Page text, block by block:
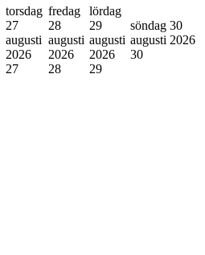
torsdag
27
augusti
2026
27
fredag
28
augusti
2026
28
lördag
29
augusti
2026
29
söndag 30
augusti 2026
30